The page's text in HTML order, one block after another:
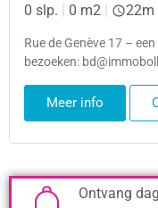
0 slp. | 0 m2 | 22m
Rue de Genève 17 –
bezoeken:
Meer info
Ontvang